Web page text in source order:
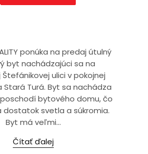
ponúka na predaj útulný
byt nachádzajúci sa na
ulici v pokojnej
Turá. Byt sa nachádza
bytového domu, čo
dostatok svetla a súkromia.
Byt má veľmi...
Čítať ďalej